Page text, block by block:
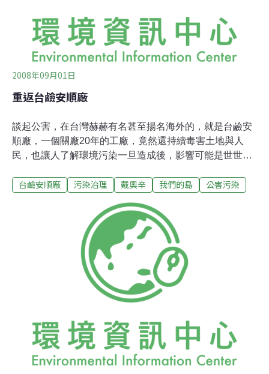
籍的，卻也能請領戴奧辛補償津貼，實在不公平。蔡登進
表示，目前鹽工宿舍區土地歸國有財產局，地
2008年09月01日
重返台鹼安順廠
談起公害，在台灣赫赫有名甚至揚名海外的，就是台鹼安
順廠，一個關廠20年的工廠，竟然還持續毒害土地與人
民，也讓人了解環境污染一旦造成後，影響可能是世世代
公害事件處理的借鏡，唯有面對問題，才能解決問題。 一
液中戴奧辛濃度最高的，今年再測是450皮克，排名第三
或第四，第一名換成陽茵鈁，她是951皮克，全台灣平均
值只有19.7皮克。他們都是台南市安南區顯宮里的居民，
兩個人的交集，就是靠海邊的自然環境討生活，放定置網
的溝渠，都看的到他們賴以維生的網具，但他們怎麼也想
不到，水池中鮮美的魚蝦，卻是惡夢的源頭。
台鹼安順廠 污染治理 戴奧辛 我們的島 公害污染